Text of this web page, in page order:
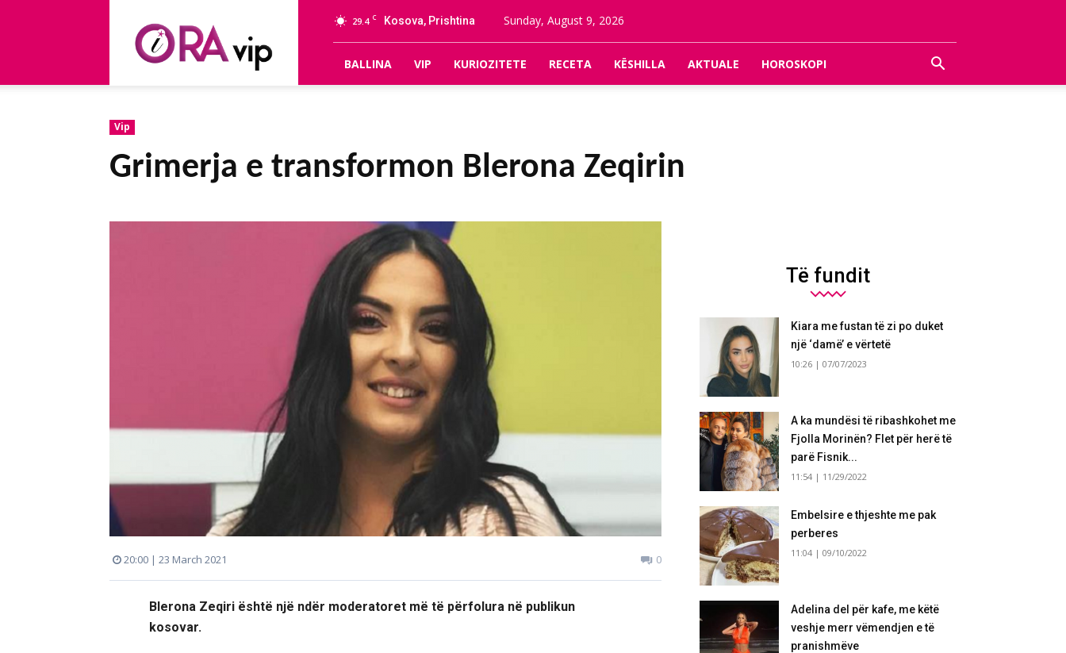
29.4 C Kosova, Prishtina Sunday, August 9, 2026
BALLINA VIP KURIOZITETE RECETA KËSHILLA AKTUALE HOROSKOPI
Vip
Grimerja e transformon Blerona Zeqirin
20:00 | 23 March 2021 0
Blerona Zeqiri është një ndër moderatoret më të përfolura në publikun
kosovar.
Të fundit
Kiara me fustan të zi po duket
një ‘damë’ e vërtetë
10:26 | 07/07/2023
A ka mundësi të ribashkohet me
Fjolla Morinën? Flet për herë të
parë Fisnik...
11:54 | 11/29/2022
Embelsire e thjeshte me pak
perberes
11:04 | 09/10/2022
Adelina del për kafe, me këtë
veshje merr vëmendjen e të
pranishmëve